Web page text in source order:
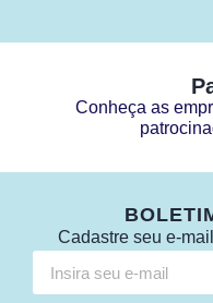
Conheça as
Cadastre seu e-